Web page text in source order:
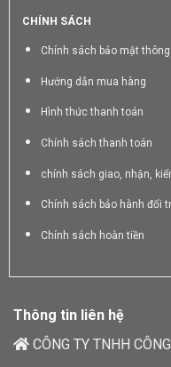
CHÍNH SÁCH
Chính sách bảo mật
Hướng dẫn mua hàng
Hình thức thanh toán
Chính sách thanh toán
chính sách giao, nhận,
Chính sách bảo hành đổi
Chính sách hoàn tiền
Thông tin liên hệ
CÔNG TY TNHH